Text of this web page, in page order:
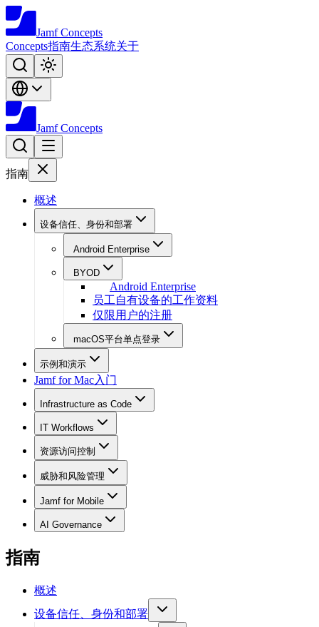
Jamf Concepts
Concepts指南生态系统关于
Jamf Concepts
指南
概述
设备信任、身份和部署
Android Enterprise
BYOD
Android Enterprise
员工自有设备的工作资料
仅限用户的注册
macOS平台单点登录
示例和演示
Jamf for Mac入门
Infrastructure as Code
IT Workflows
资源访问控制
威胁和风险管理
Jamf for Mobile
AI Governance
指南
概述
设备信任、身份和部署